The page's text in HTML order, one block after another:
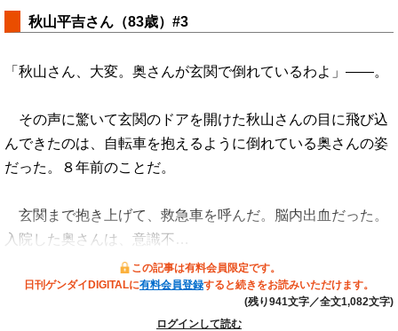
秋山平吉さん（83歳）#3
「秋山さん、大変。奥さんが玄関で倒れているわよ」――。
その声に驚いて玄関のドアを開けた秋山さんの目に飛び込
んできたのは、自転車を抱えるように倒れている奥さんの姿
だった。８年前のことだ。
玄関まで抱き上げて、救急車を呼んだ。脳内出血だった。
入院した奥さんは、意識不…
この記事は有料会員限定です。
日刊ゲンダイDIGITALに有料会員登録すると続きをお読みいただけます。
(残り941文字／全文1,082文字)
ログインして読む